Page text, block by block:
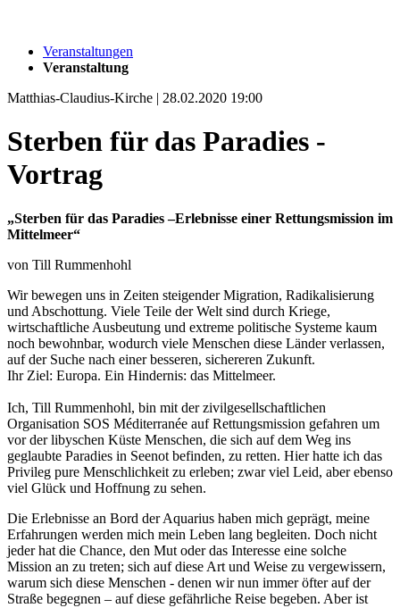
Veranstaltungen
Veranstaltung
Matthias-Claudius-Kirche | 28.02.2020 19:00
Sterben für das Paradies -
Vortrag
„Sterben für das Paradies –Erlebnisse einer Rettungsmission im
Mittelmeer“
von Till Rummenhohl
Wir bewegen uns in Zeiten steigender Migration, Radikalisierung
und Abschottung. Viele Teile der Welt sind durch Kriege,
wirtschaftliche Ausbeutung und extreme politische Systeme kaum
noch bewohnbar, wodurch viele Menschen diese Länder verlassen,
auf der Suche nach einer besseren, sichereren Zukunft.
Ihr Ziel: Europa. Ein Hindernis: das Mittelmeer.
Ich, Till Rummenhohl, bin mit der zivilgesellschaftlichen
Organisation SOS Méditerranée auf Rettungsmission gefahren um
vor der libyschen Küste Menschen, die sich auf dem Weg ins
geglaubte Paradies in Seenot befinden, zu retten. Hier hatte ich das
Privileg pure Menschlichkeit zu erleben; zwar viel Leid, aber ebenso
viel Glück und Hoffnung zu sehen.
Die Erlebnisse an Bord der Aquarius haben mich geprägt, meine
Erfahrungen werden mich mein Leben lang begleiten. Doch nicht
jeder hat die Chance, den Mut oder das Interesse eine solche
Mission an zu treten; sich auf diese Art und Weise zu vergewissern,
warum sich diese Menschen - denen wir nun immer öfter auf der
Straße begegnen – auf diese gefährliche Reise begeben. Aber ist